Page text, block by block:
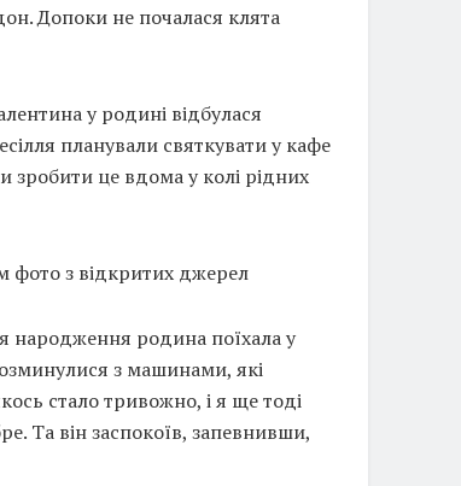
Допоки не почалася клята
у родині відбулася
планували святкувати у кафе
зробити це вдома у колі рідних
фото з відкритих джерел
народження родина поїхала у
з машинами, які
стало тривожно, і я ще тоді
Та він заспокоїв, запевнивши,